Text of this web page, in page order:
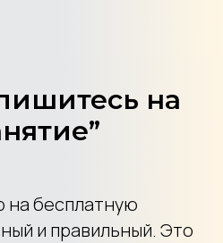
на
бесплатную
и правильный. Это